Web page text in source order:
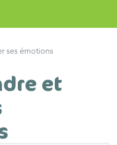
ses émotions
et